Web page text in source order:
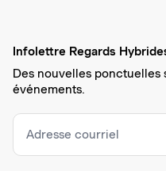
Infolettre Regards
Des nouvelles ponctuelles
événements.